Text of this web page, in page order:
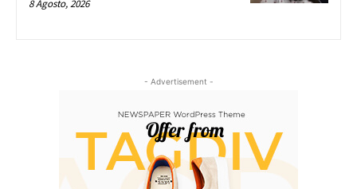
8 Agosto, 2026
- Advertisement -